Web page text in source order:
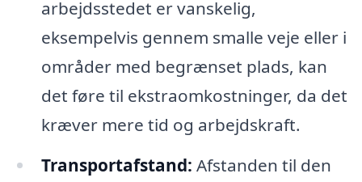
arbejdsstedet er vanskelig,
eksempelvis gennem smalle veje eller i
områder med begrænset plads, kan
det føre til ekstraomkostninger, da det
kræver mere tid og arbejdskraft.
Transportafstand: Afstanden til den